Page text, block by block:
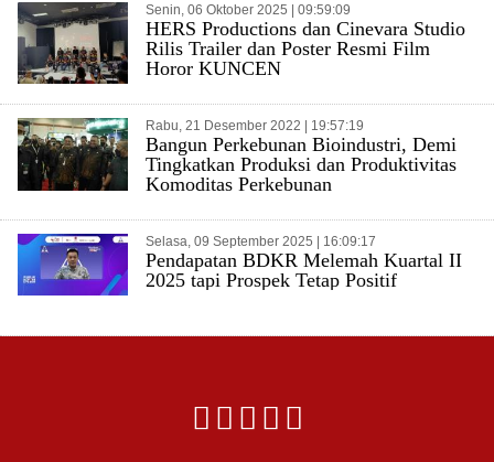
Senin, 06 Oktober 2025 | 09:59:09
HERS Productions dan Cinevara Studio
Rilis Trailer dan Poster Resmi Film
Horor KUNCEN
Rabu, 21 Desember 2022 | 19:57:19
Bangun Perkebunan Bioindustri, Demi
Tingkatkan Produksi dan Produktivitas
Komoditas Perkebunan
Selasa, 09 September 2025 | 16:09:17
Pendapatan BDKR Melemah Kuartal II
2025 tapi Prospek Tetap Positif